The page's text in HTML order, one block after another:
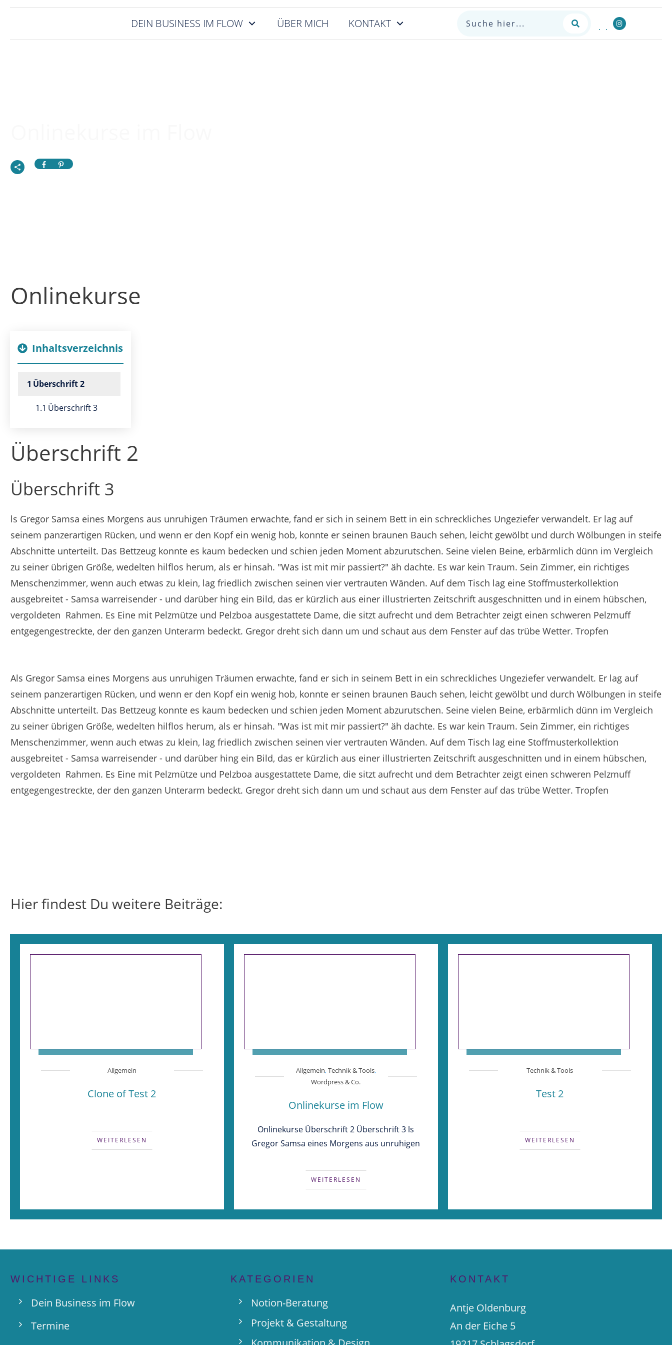
DEIN BUSINESS IM FLOW ÜBER MICH KONTAKT
Onlinekurse
Inhaltsverzeichnis
1 Überschrift 2
1.1 Überschrift 3
Überschrift 2
Überschrift 3
ls Gregor Samsa eines Morgens aus unruhigen Träumen erwachte, fand er sich in seinem Bett in ein schreckliches Ungeziefer verwandelt. Er lag auf
seinem panzerartigen Rücken, und wenn er den Kopf ein wenig hob, konnte er seinen braunen Bauch sehen, leicht gewölbt und durch Wölbungen in steife
Abschnitte unterteilt. Das Bettzeug konnte es kaum bedecken und schien jeden Moment abzurutschen. Seine vielen Beine, erbärmlich dünn im Vergleich
zu seiner übrigen Größe, wedelten hilflos herum, als er hinsah. "Was ist mit mir passiert?" äh dachte. Es war kein Traum. Sein Zimmer, ein richtiges
Menschenzimmer, wenn auch etwas zu klein, lag friedlich zwischen seinen vier vertrauten Wänden. Auf dem Tisch lag eine Stoffmusterkollektion
ausgebreitet - Samsa warreisender - und darüber hing ein Bild, das er kürzlich aus einer illustrierten Zeitschrift ausgeschnitten und in einem hübschen,
vergoldeten Rahmen. Es Eine mit Pelzmütze und Pelzboa ausgestattete Dame, die sitzt aufrecht und dem Betrachter zeigt einen schweren Pelzmuff
entgegengestreckte, der den ganzen Unterarm bedeckt. Gregor dreht sich dann um und schaut aus dem Fenster auf das trübe Wetter. Tropfen
Als Gregor Samsa eines Morgens aus unruhigen Träumen erwachte, fand er sich in seinem Bett in ein schreckliches Ungeziefer verwandelt. Er lag auf
seinem panzerartigen Rücken, und wenn er den Kopf ein wenig hob, konnte er seinen braunen Bauch sehen, leicht gewölbt und durch Wölbungen in steife
Abschnitte unterteilt. Das Bettzeug konnte es kaum bedecken und schien jeden Moment abzurutschen. Seine vielen Beine, erbärmlich dünn im Vergleich
zu seiner übrigen Größe, wedelten hilflos herum, als er hinsah. "Was ist mit mir passiert?" äh dachte. Es war kein Traum. Sein Zimmer, ein richtiges
Menschenzimmer, wenn auch etwas zu klein, lag friedlich zwischen seinen vier vertrauten Wänden. Auf dem Tisch lag eine Stoffmusterkollektion
ausgebreitet - Samsa warreisender - und darüber hing ein Bild, das er kürzlich aus einer illustrierten Zeitschrift ausgeschnitten und in einem hübschen,
vergoldeten Rahmen. Es Eine mit Pelzmütze und Pelzboa ausgestattete Dame, die sitzt aufrecht und dem Betrachter zeigt einen schweren Pelzmuff
entgegengestreckte, der den ganzen Unterarm bedeckt. Gregor dreht sich dann um und schaut aus dem Fenster auf das trübe Wetter. Tropfen
Hier findest Du weitere Beiträge:
Allgemein
Clone of Test 2
WEITERLESEN
Allgemein,Technik & Tools,
Wordpress & Co.
Onlinekurse im Flow
Onlinekurse Überschrift 2 Überschrift 3 ls
Gregor Samsa eines Morgens aus unruhigen
WEITERLESEN
Technik & Tools
Test 2
WEITERLESEN
WICHTIGE LINKS
Dein Business im Flow
Termine
KATEGORIEN
Notion-Beratung
Projekt & Gestaltung
KONTAKT
Antje Oldenburg
An der Eiche 5